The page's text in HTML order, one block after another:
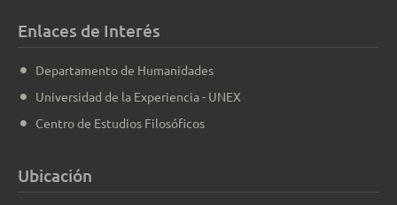
Enlaces de Interés
Departamento de Humanidades
Universidad de la Experiencia - UNEX
Centro de Estudios Filosóficos
Ubicación